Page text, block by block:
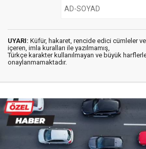
UYARI: Küfür, hakaret, rencide edici cümleler
içeren, imla kuralları ile yazılmamış,
Türkçe karakter kullanılmayan ve büyük
onaylanmamaktadır.